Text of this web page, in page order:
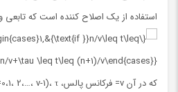
استفاده از یک اصلاح کننده است که تابعی
که در آن v= فرکانس پالس، n=0،1، 2،…، v-1)، τ= مدت زمان پالس.